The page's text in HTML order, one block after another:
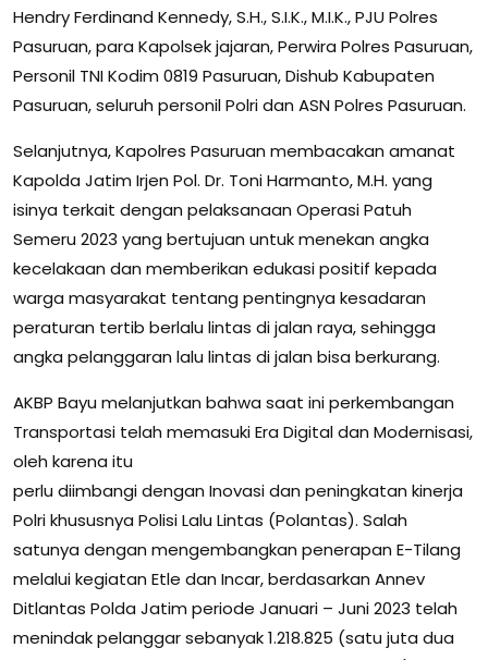
Hendry Ferdinand Kennedy, S.H., S.I.K., M.I.K., PJU Polres
Pasuruan, para Kapolsek jajaran, Perwira Polres Pasuruan,
Personil TNI Kodim 0819 Pasuruan, Dishub Kabupaten
Pasuruan, seluruh personil Polri dan ASN Polres Pasuruan.
Selanjutnya, Kapolres Pasuruan membacakan amanat
Kapolda Jatim Irjen Pol. Dr. Toni Harmanto, M.H. yang
isinya terkait dengan pelaksanaan Operasi Patuh
Semeru 2023 yang bertujuan untuk menekan angka
kecelakaan dan memberikan edukasi positif kepada
warga masyarakat tentang pentingnya kesadaran
peraturan tertib berlalu lintas di jalan raya, sehingga
angka pelanggaran lalu lintas di jalan bisa berkurang.
AKBP Bayu melanjutkan bahwa saat ini perkembangan
Transportasi telah memasuki Era Digital dan Modernisasi,
oleh karena itu
perlu diimbangi dengan Inovasi dan peningkatan kinerja
Polri khususnya Polisi Lalu Lintas (Polantas). Salah
satunya dengan mengembangkan penerapan E-Tilang
melalui kegiatan Etle dan Incar, berdasarkan Annev
Ditlantas Polda Jatim periode Januari – Juni 2023 telah
menindak pelanggar sebanyak 1.218.825 (satu juta dua